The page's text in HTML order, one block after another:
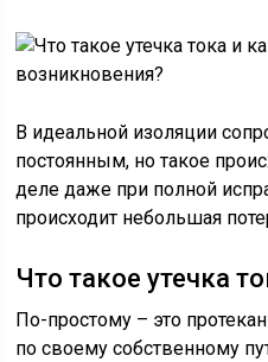
В идеальной изоляции
постоянным, но такое
деле даже при полной
происходит небольшая
Что такое утечка
По-простому – это
по своему собственному